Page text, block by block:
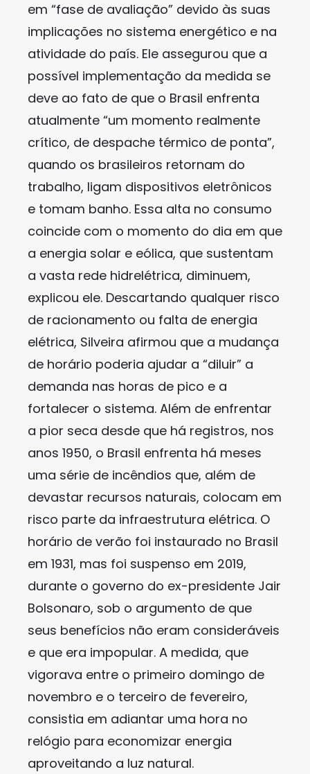
em “fase de avaliação” devido às suas
implicações no sistema energético e na
atividade do país. Ele assegurou que a
possível implementação da medida se
deve ao fato de que o Brasil enfrenta
atualmente “um momento realmente
crítico, de despache térmico de ponta”,
quando os brasileiros retornam do
trabalho, ligam dispositivos eletrônicos
e tomam banho. Essa alta no consumo
coincide com o momento do dia em que
a energia solar e eólica, que sustentam
a vasta rede hidrelétrica, diminuem,
explicou ele. Descartando qualquer risco
de racionamento ou falta de energia
elétrica, Silveira afirmou que a mudança
de horário poderia ajudar a “diluir” a
demanda nas horas de pico e a
fortalecer o sistema. Além de enfrentar
a pior seca desde que há registros, nos
anos 1950, o Brasil enfrenta há meses
uma série de incêndios que, além de
devastar recursos naturais, colocam em
risco parte da infraestrutura elétrica. O
horário de verão foi instaurado no Brasil
em 1931, mas foi suspenso em 2019,
durante o governo do ex-presidente Jair
Bolsonaro, sob o argumento de que
seus benefícios não eram consideráveis
e que era impopular. A medida, que
vigorava entre o primeiro domingo de
novembro e o terceiro de fevereiro,
consistia em adiantar uma hora no
relógio para economizar energia
aproveitando a luz natural.